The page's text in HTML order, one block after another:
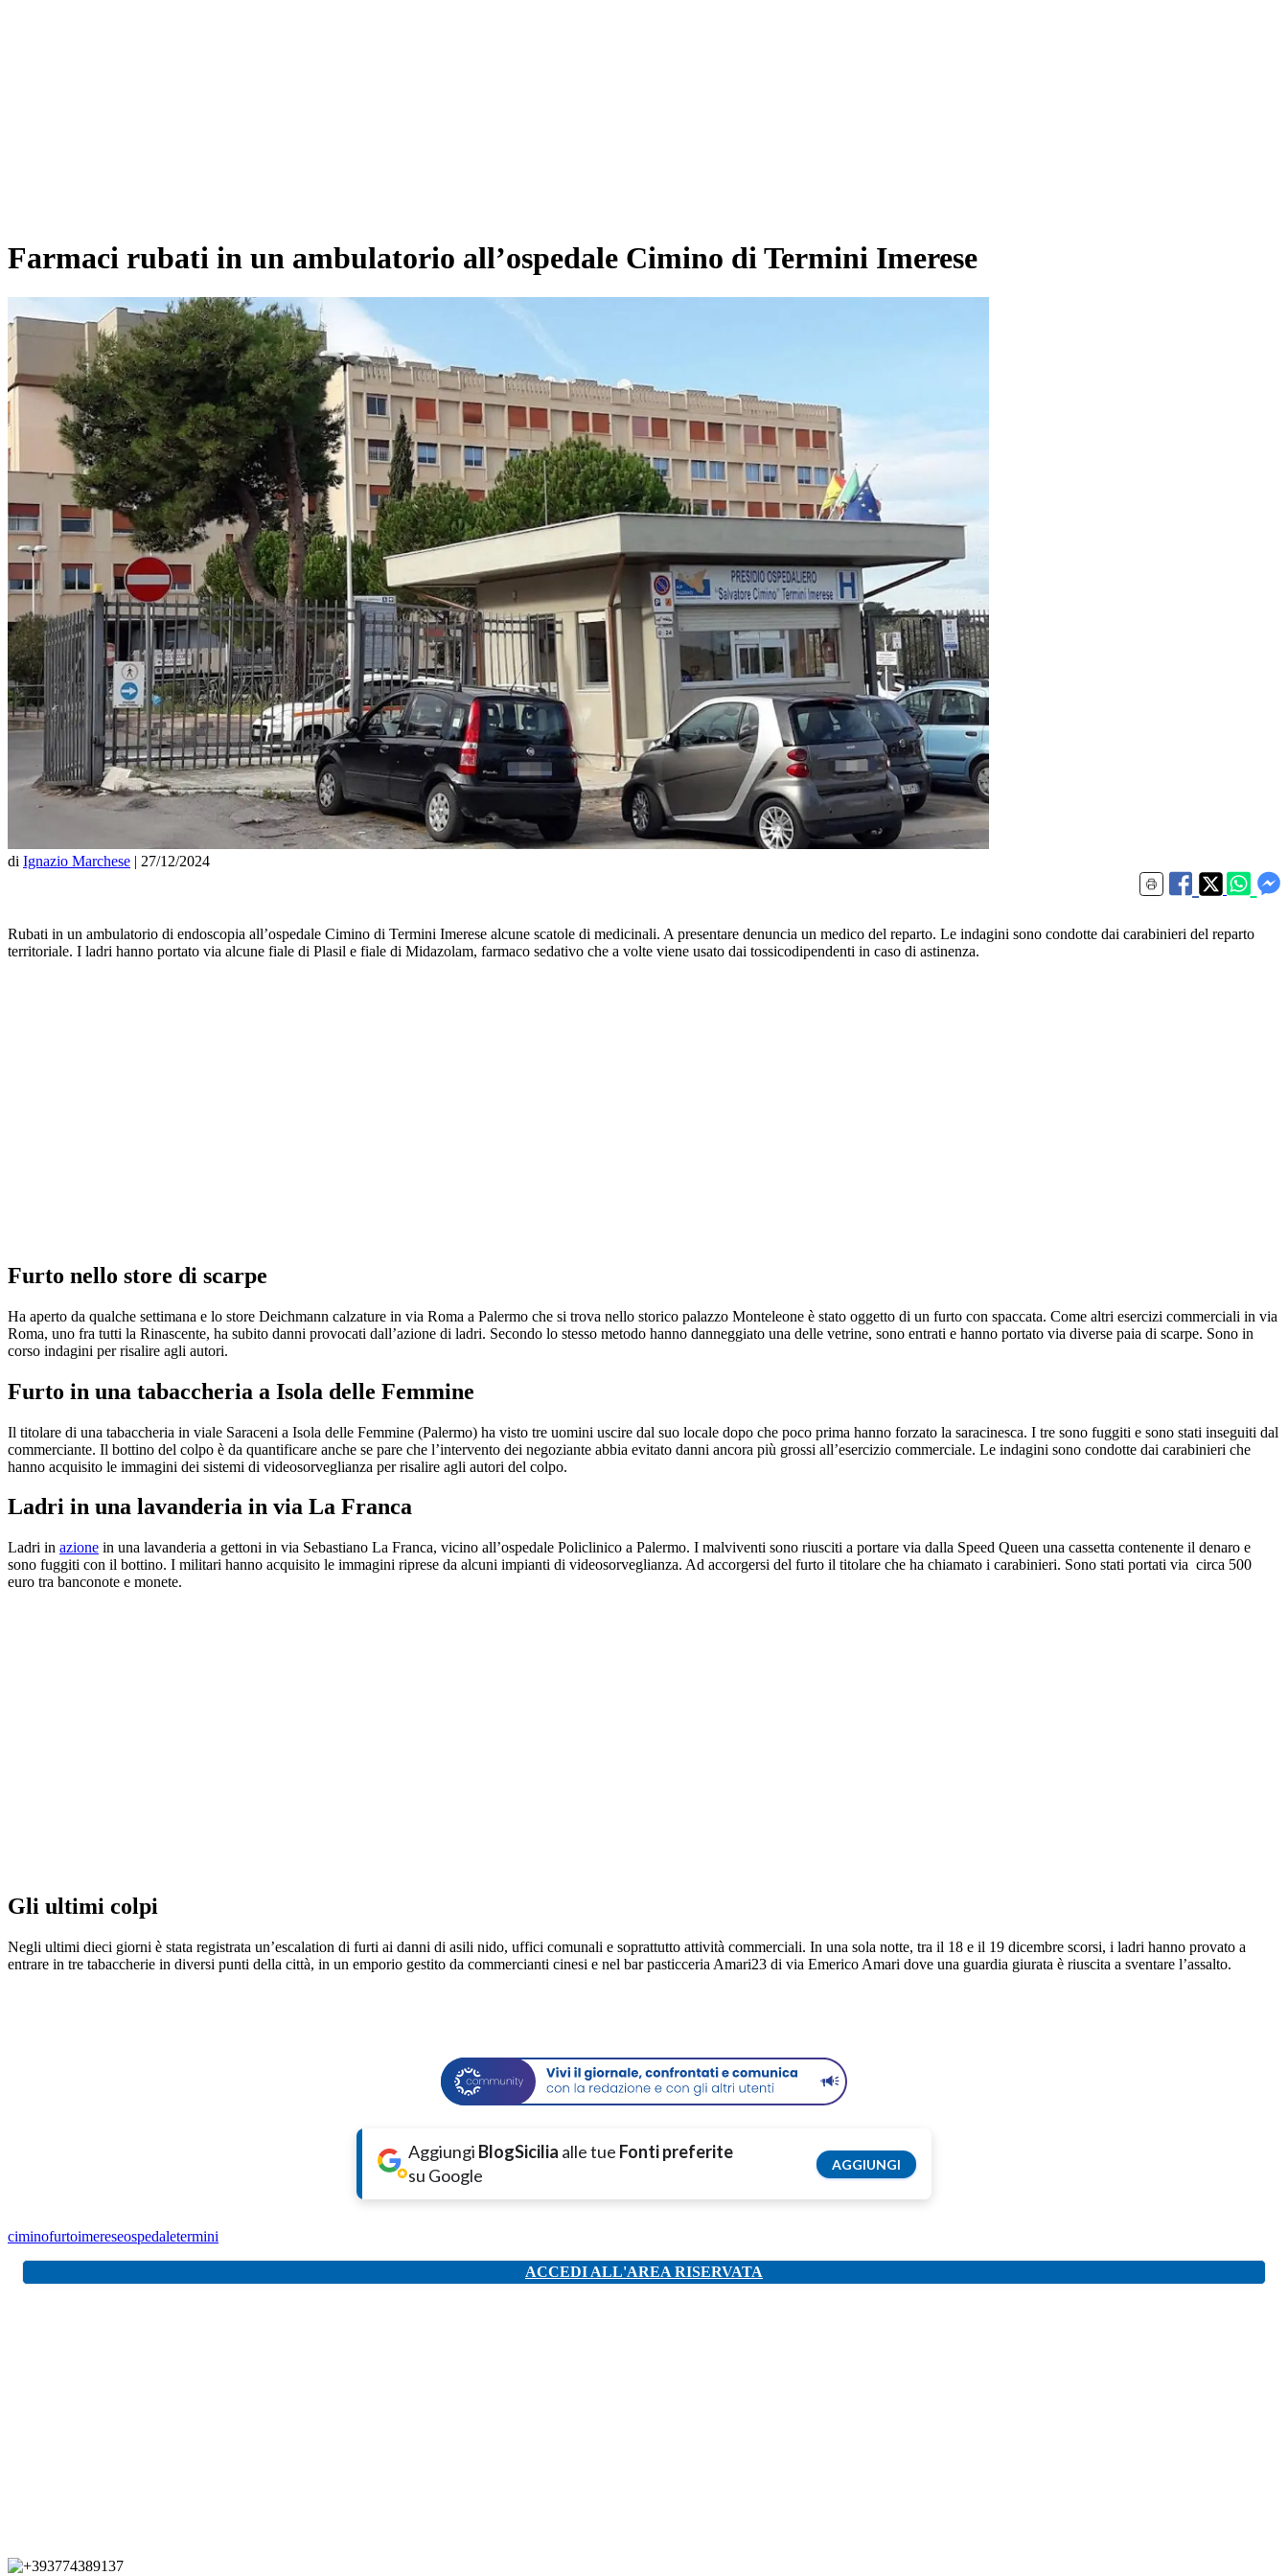
Farmaci rubati in un ambulatorio all’ospedale Cimino di Termini Imerese
di Ignazio Marchese | 27/12/2024
Rubati in un ambulatorio di endoscopia all’ospedale Cimino di Termini Imerese alcune scatole di medicinali. A presentare denuncia un medico del reparto. Le indagini sono condotte dai carabinieri del reparto
territoriale. I ladri hanno portato via alcune fiale di Plasil e fiale di Midazolam, farmaco sedativo che a volte viene usato dai tossicodipendenti in caso di astinenza.
Furto nello store di scarpe
Ha aperto da qualche settimana e lo store Deichmann calzature in via Roma a Palermo che si trova nello storico palazzo Monteleone è stato oggetto di un furto con spaccata. Come altri esercizi commerciali in via
Roma, uno fra tutti la Rinascente, ha subito danni provocati dall’azione di ladri. Secondo lo stesso metodo hanno danneggiato una delle vetrine, sono entrati e hanno portato via diverse paia di scarpe. Sono in
corso indagini per risalire agli autori.
Furto in una tabaccheria a Isola delle Femmine
Il titolare di una tabaccheria in viale Saraceni a Isola delle Femmine (Palermo) ha visto tre uomini uscire dal suo locale dopo che poco prima hanno forzato la saracinesca. I tre sono fuggiti e sono stati inseguiti dal
commerciante. Il bottino del colpo è da quantificare anche se pare che l’intervento dei negoziante abbia evitato danni ancora più grossi all’esercizio commerciale. Le indagini sono condotte dai carabinieri che
hanno acquisito le immagini dei sistemi di videosorveglianza per risalire agli autori del colpo.
Ladri in una lavanderia in via La Franca
Ladri in azione in una lavanderia a gettoni in via Sebastiano La Franca, vicino all’ospedale Policlinico a Palermo. I malviventi sono riusciti a portare via dalla Speed Queen una cassetta contenente il denaro e
sono fuggiti con il bottino. I militari hanno acquisito le immagini riprese da alcuni impianti di videosorveglianza. Ad accorgersi del furto il titolare che ha chiamato i carabinieri. Sono stati portati via circa 500
euro tra banconote e monete.
Gli ultimi colpi
Negli ultimi dieci giorni è stata registrata un’escalation di furti ai danni di asili nido, uffici comunali e soprattutto attività commerciali. In una sola notte, tra il 18 e il 19 dicembre scorsi, i ladri hanno provato a
entrare in tre tabaccherie in diversi punti della città, in un emporio gestito da commercianti cinesi e nel bar pasticceria Amari23 di via Emerico Amari dove una guardia giurata è riuscita a sventare l’assalto.
Aggiungi BlogSicilia alle tue Fonti preferite
su Google
AGGIUNGI
ciminofurtoimereseospedaletermini
ACCEDI ALL'AREA RISERVATA